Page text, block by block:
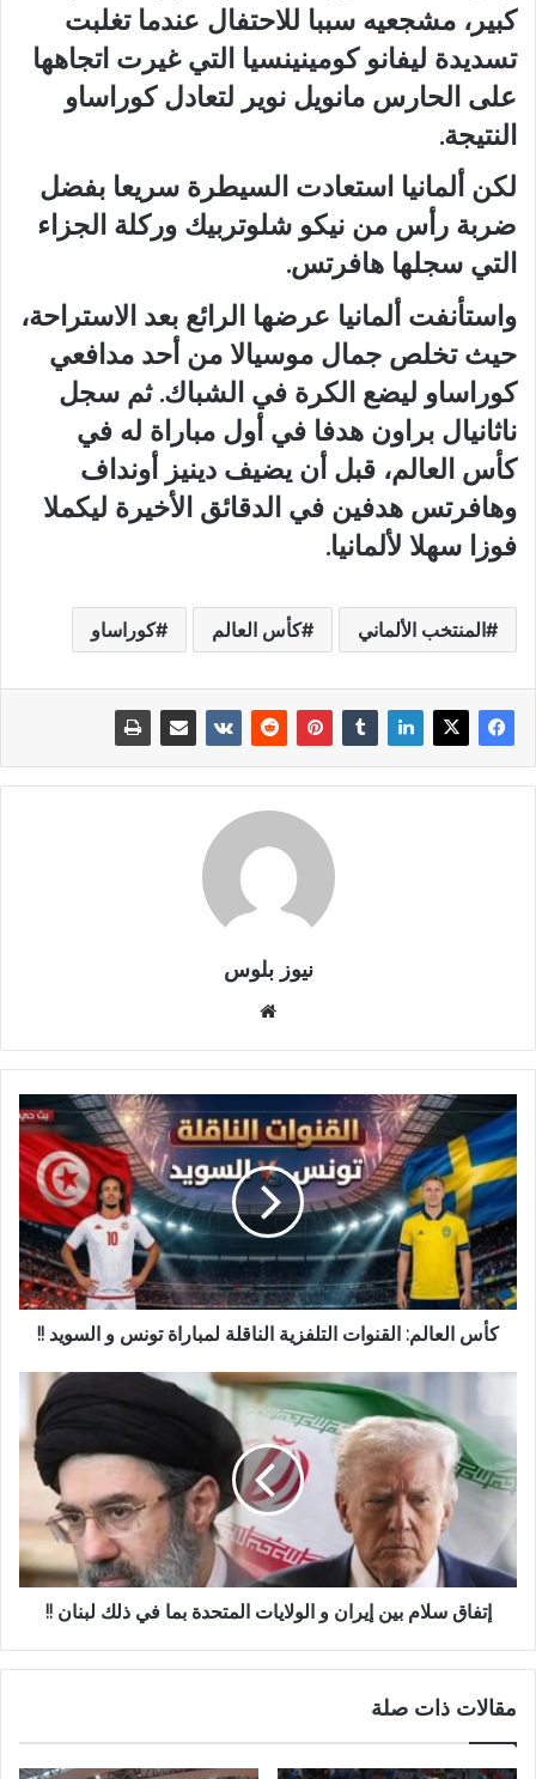
كبير، مشجعيه سببا للاحتفال عندما تغلبت
تسديدة ليفانو ⁠كومينينسيا التي غيرت اتجاهها
على ‌الحارس مانويل نوير لتعادل كوراساو
النتيجة.
لكن ألمانيا استعادت السيطرة سريعا بفضل
ضربة رأس من نيكو شلوتربيك وركلة الجزاء
التي سجلها هافرتس.
واستأنفت ألمانيا عرضها الرائع بعد الاستراحة،
‌حيث تخلص جمال موسيالا ⁠من أحد مدافعي
كوراساو ليضع الكرة في الشباك. ثم سجل
ناثانيال براون ‌هدفا في أول مباراة له في
كأس العالم، قبل أن يضيف دينيز أونداف
‌وهافرتس ⁠هدفين في الدقائق الأخيرة ليكملا
فوزا سهلا لألمانيا.
المنتخب الألماني كأس العالم كوراساو
نيوز بلوس
كأس العالم: القنوات التلفزية الناقلة لمباراة تونس و السويد !!
إتفاق سلام بين إيران و الولايات المتحدة بما في ذلك لبنان !!
مقالات ذات صلة